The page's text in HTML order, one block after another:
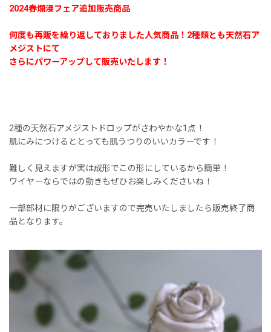
2024春爛漫フェア追加販売商品
何度も再販を繰り返しておりました人気商品！2種類とも天然石ア
メジストにて
さらにパワーアップして販売いたします！
2種の天然石アメジストドロップがさわやかな1点！
肌にみにつけるととっても肌うつりのいいカラーです！
難しく見えますが実は成形でこの形にしているから簡単！
ワイヤーならではの動きもぜひお楽しみくださいね！
一部部材に限りがございますので完売いたしましたら販売終了商
品となります。